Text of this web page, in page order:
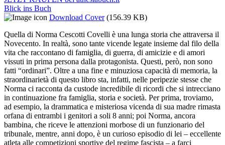
Blick ins Buch
Download Cover (156.39 KB)
Quella di Norma Cescotti Covelli è una lunga storia che attraversa il
Novecento. In realtà, sono tante vicende legate insieme dal filo della
vita che raccontano di famiglia, di guerra, di amicizie e di amori
vissuti in prima persona dalla protagonista. Questi, però, non sono
fatti “ordinari”. Oltre a una fine e minuziosa capacità di memoria, la
straordinarietà di questo libro sta, infatti, nelle peripezie stesse che
Norma ci racconta da custode incredibile di ricordi che si intrecciano
in continuazione fra famiglia, storia e società. Per prima, troviamo,
ad esempio, la drammatica e misteriosa vicenda di sua madre rimasta
orfana di entrambi i genitori a soli 8 anni; poi Norma, ancora
bambina, che riceve le attenzioni morbose di un funzionario del
tribunale, mentre, anni dopo, è un curioso episodio di lei – eccellente
atleta alle competizioni sportive del regime fascista – a farci